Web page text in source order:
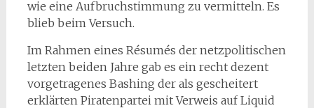
wie eine Aufbruchstimmung zu vermitteln. Es
blieb beim Versuch.
Im Rahmen eines Résumés der netzpolitischen
letzten beiden Jahre gab es ein recht dezent
vorgetragenes Bashing der als gescheitert
erklärten Piratenpartei mit Verweis auf Liquid